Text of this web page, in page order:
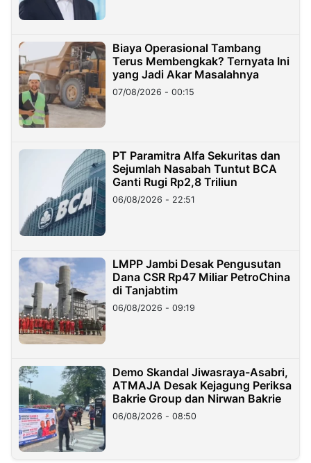
Biaya Operasional Tambang
Terus Membengkak? Ternyata Ini
yang Jadi Akar Masalahnya
07/08/2026 - 00:15
PT Paramitra Alfa Sekuritas dan
Sejumlah Nasabah Tuntut BCA
Ganti Rugi Rp2,8 Triliun
06/08/2026 - 22:51
LMPP Jambi Desak Pengusutan
Dana CSR Rp47 Miliar PetroChina
di Tanjabtim
06/08/2026 - 09:19
Demo Skandal Jiwasraya-Asabri,
ATMAJA Desak Kejagung Periksa
Bakrie Group dan Nirwan Bakrie
06/08/2026 - 08:50